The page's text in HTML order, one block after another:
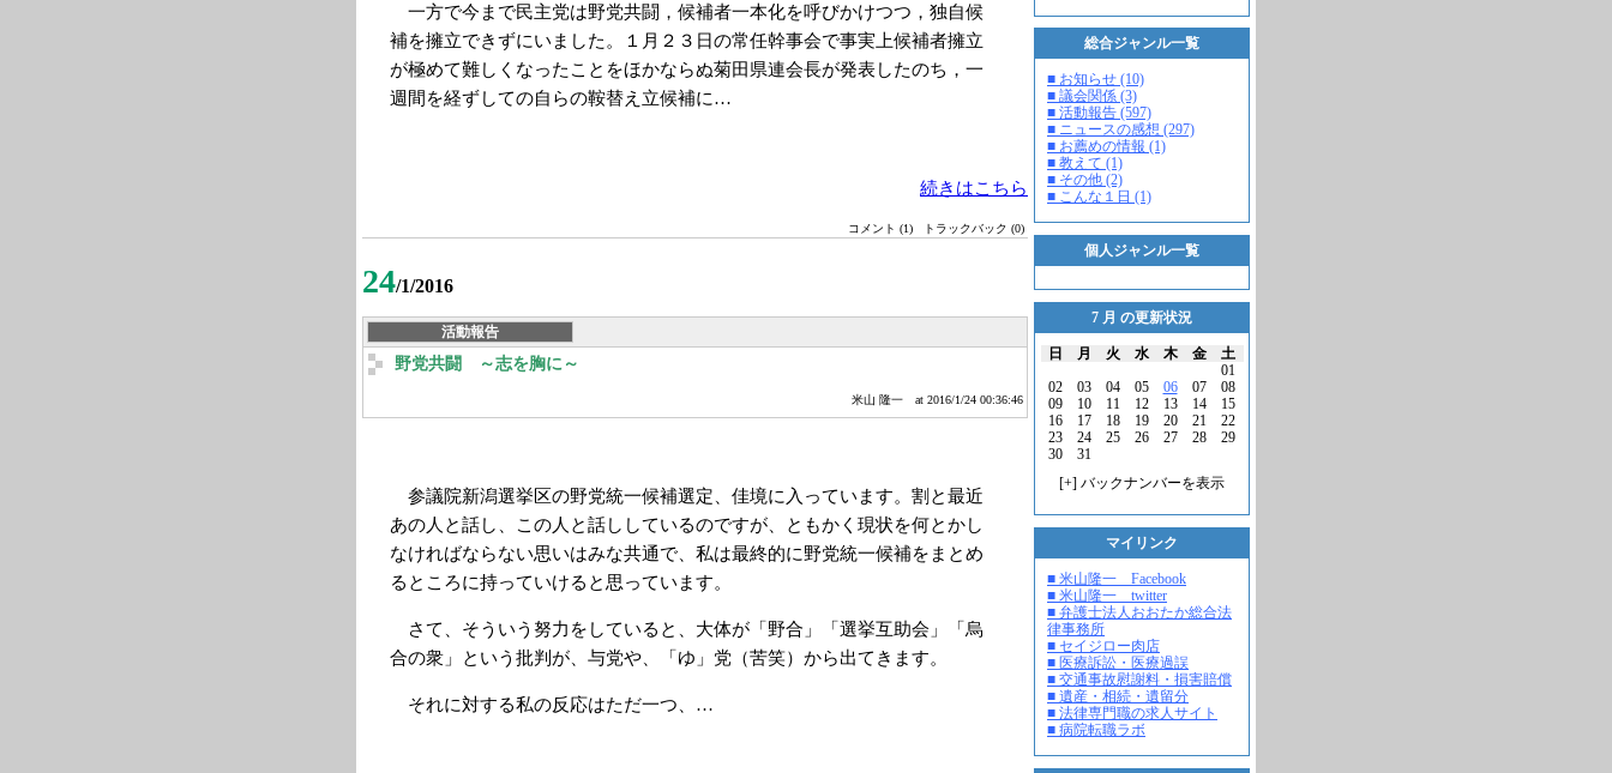
総合ジャンル一覧
■ お知らせ (10)
■ 議会関係 (3)
■ 活動報告 (597)
■ ニュースの感想 (297)
■ お薦めの情報 (1)
■ 教えて (1)
■ その他 (2)
■ こんな１日 (1)
個人ジャンル一覧
7 月 の更新状況
日 月 火 水 木 金
土
01
02
03 04 05 06 07
08
09
10 11 12 13 14
15
16
17 18 19 20 21
22
23
24 25 26 27 28
29
30
31
[+] バックナンバーを表示
マイリンク
■ 米山隆一 Facebook
■ 米山隆一 twitter
■ 弁護士法人おおたか総合法
律事務所
■ セイジロー肉店
■ 医療訴訟・医療過誤
■ 交通事故慰謝料・損害賠償
■ 遺産・相続・遺留分
■ 法律専門職の求人サイト
■ 病院転職ラボ
一方で今まで民主党は野党共闘，候補者一本化を呼びかけつつ，独自候
補を擁立できずにいました。１月２３日の常任幹事会で事実上候補者擁立
が極めて難しくなったことをほかならぬ菊田県連会長が発表したのち，一
週間を経ずしての自らの鞍替え立候補に…
続きはこちら
コメント (1) トラックバック (0)
24/1/2016
活動報告
野党共闘 ～志を胸に～
米山 隆一 at 2016/1/24 00:36:46
参議院新潟選挙区の野党統一候補選定、佳境に入っています。割と最近
あの人と話し、この人と話ししているのですが、ともかく現状を何とかし
なければならない思いはみな共通で、私は最終的に野党統一候補をまとめ
るところに持っていけると思っています。
さて、そういう努力をしていると、大体が「野合」「選挙互助会」「烏
合の衆」という批判が、与党や、「ゆ」党（苦笑）から出てきます。
それに対する私の反応はただ一つ、…